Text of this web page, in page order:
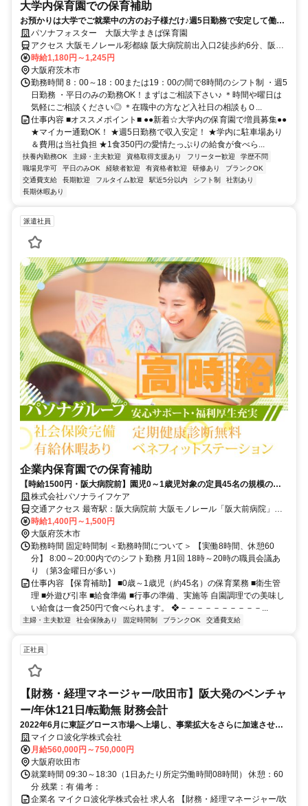
大学内保育園での保育補助
お預かりは大学でご就業中の方のお子様だけ♪週5日勤務で安定して働け
るお仕事◎17時～は時給＋150円☆
パソナフォスター 大阪大学まきば保育園
アクセス 大阪モノレール彩都線 阪大病院前出入口2徒歩約6分、阪急
千里線 北千里徒歩約26分、大阪モノレール 山田（大阪府）徒歩約32
分 大阪モノレール彩都線「阪大病院前」駅より徒歩7分＊車通勤・バ
イク通勤・自転車通勤OK！（駐車場・駐輪場の自己負担なし！ガソ
リン代も支給します。 ）
時給1,180円～1,245円
大阪府茨木市
勤務時間 8：00～18：00または19：00の間で8時間のシフト制 ・週5
日勤務 ・平日のみの勤務OK！まずはご相談下さい♪ ＊時間や曜日は
気軽にご相談ください◎ ＊在職中の方など入社日の相談もＯ...
仕事内容 ■オススメポイント■ ●●新着☆大学内の保育園で増員募集●●
★マイカー通勤OK！ ★週5日勤務で収入安定！ ★学内に駐車場あり
＆費用は当社負担 ★1食350円の愛情たっぷりの給食が食べら...
扶養内勤務OK 主婦・主夫歓迎 資格取得支援あり フリーター歓迎
学歴不問
職場見学可
平日のみOK 経験者歓迎 有資格者歓迎 研修あり
ブランクOK
交通費支給
長期歓迎 フルタイム歓迎 駅近5分以内 シフト制
社割あり
長期休暇あり
派遣社員
企業内保育園での保育補助
【時給1500円・阪大病院前】園児0～1歳児対象の定員45名の規模の保
育園での保育補助■車OK■担任なし！
株式会社パソナライフケア
交通アクセス 最寄駅：阪大病院前 大阪モノレール「阪大前病院」徒
歩7分
時給1,400円～1,500円
大阪府茨木市
勤務時間 固定時間制 ＜勤務時間について＞ 【実働8時間、休憩60
分】 8:00～20:00内でのシフト勤務 月1回 18時～20時の職員会議あ
り （第3金曜日が多い）
仕事内容 【保育補助】 ■0歳～1歳児（約45名）の保育業務 ■衛生管
理 ■外遊び引率 ■給食準備 ■行事の準備、実施等 自園調理での美味し
い給食は一食250円で食べられます。 ❖－－－－－－－－－－...
主婦・主夫歓迎 社会保険あり 固定時間制 ブランクOK 交通費支給
正社員
【財務・経理マネージャー/吹田市】阪大発のベンチャ
ー/年休121日/転勤無 財務会計
2022年6月に東証グロース市場へ上場し、事業拡大をさらに加速させて
いる当社にて、財務基盤を整え会社の成長を牽引する中心的存在となっ
ていただける方を募集いたします。
マイクロ波化学株式会社
月給560,000円～750,000円
大阪府吹田市
就業時間 09:30～18:30（1日あたり所定労働時間08時間） 休憩：60
分 残業：有 備考：
企業名 マイクロ波化学株式会社 求人名 【財務・経理マネージャー/吹